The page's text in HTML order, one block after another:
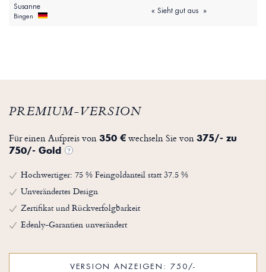
Susanne
Bingen
« Sieht gut aus »
PREMIUM-VERSION
Für einen Aufpreis von 350 €wechseln Sie von 375/- zu
750/- Gold
?
Hochwertiger: 75 % Feingoldanteil statt 37.5 %
Unverändertes Design
Zertifikat und Rückverfolgbarkeit
Edenly-Garantien unverändert
VERSION ANZEIGEN: 750/-